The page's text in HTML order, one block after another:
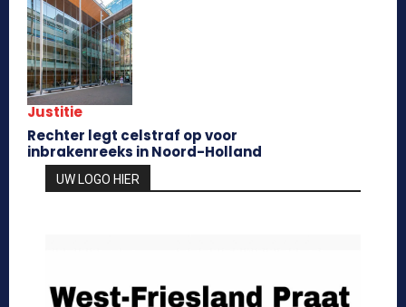
Justitie
Rechter legt celstraf op voor
inbrakenreeks in Noord-Holland
UW LOGO HIER